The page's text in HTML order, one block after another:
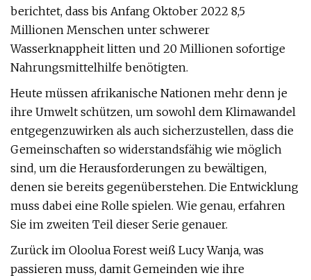
berichtet, dass bis Anfang Oktober 2022 8,5
Millionen Menschen unter schwerer
Wasserknappheit litten und 20 Millionen sofortige
Nahrungsmittelhilfe benötigten.
Heute müssen afrikanische Nationen mehr denn je
ihre Umwelt schützen, um sowohl dem Klimawandel
entgegenzuwirken als auch sicherzustellen, dass die
Gemeinschaften so widerstandsfähig wie möglich
sind, um die Herausforderungen zu bewältigen,
denen sie bereits gegenüberstehen. Die Entwicklung
muss dabei eine Rolle spielen. Wie genau, erfahren
Sie im zweiten Teil dieser Serie genauer.
Zurück im Oloolua Forest weiß Lucy Wanja, was
passieren muss, damit Gemeinden wie ihre